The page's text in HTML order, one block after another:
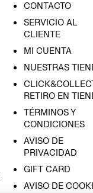
CONTACTO
SERVICIO AL
CLIENTE
MI CUENTA
NUESTRAS
RETIRO EN
TÉRMINOS Y
CONDICIONES
AVISO DE
PRIVACIDAD
GIFT CARD
AVISO DE